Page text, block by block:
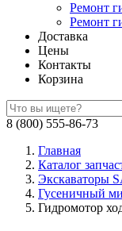
Ремонт
Ремонт
Доставка
Цены
Контакты
Корзина
8 (800) 555-86-73
Главная
Каталог
Экскаваторы
Гусеничный
Гидромотор